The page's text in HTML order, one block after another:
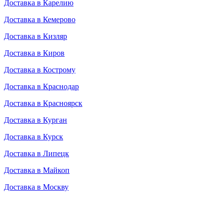
Доставка в Карелию
Доставка в Кемерово
Доставка в Кизляр
Доставка в Киров
Доставка в Кострому
Доставка в Краснодар
Доставка в Красноярск
Доставка в Курган
Доставка в Курск
Доставка в Липецк
Доставка в Майкоп
Доставка в Москву